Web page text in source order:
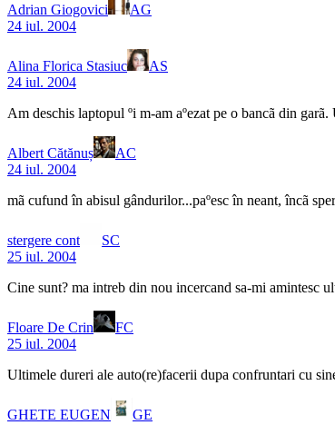
Adrian Giogovici
AG
24 iul. 2004
Alina Florica Stasiuc
AS
24 iul. 2004
Am deschis laptopul ºi m-am aºezat pe o bancã din
Albert Cătănuș
AC
24 iul. 2004
mã cufund în abisul gândurilor...paºesc în neant, încã
stergere cont
SC
25 iul. 2004
Cine sunt? ma intreb din nou incercand sa-mi amintesc
Floare De Crin
FC
25 iul. 2004
Ultimele dureri ale auto(re)facerii dupa confruntari cu
GHETE EUGEN
GE